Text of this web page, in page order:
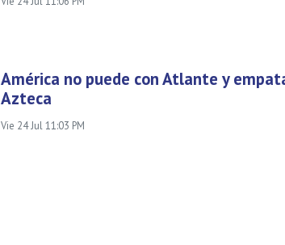
América no puede con Atlante y
Azteca
Vie 24 Jul 11:03 PM